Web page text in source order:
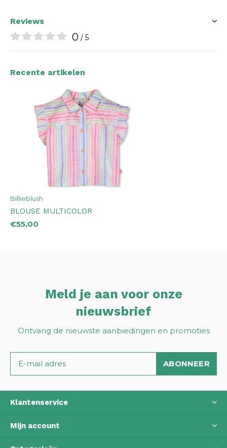
Reviews
0 / 5
Recente artikelen
Billieblush
BLOUSE MULTICOLOR
€55,00
Meld je aan voor onze
nieuwsbrief
Ontvang de nieuwste aanbiedingen en promoties
ABONNEER
Klantenservice
Mijn account